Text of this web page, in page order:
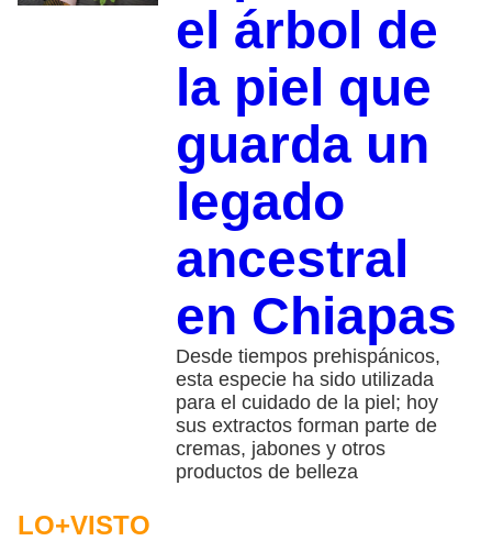
el árbol de
la piel que
guarda un
legado
ancestral
en Chiapas
Desde tiempos prehispánicos,
esta especie ha sido utilizada
para el cuidado de la piel; hoy
sus extractos forman parte de
cremas, jabones y otros
productos de belleza
LO+VISTO